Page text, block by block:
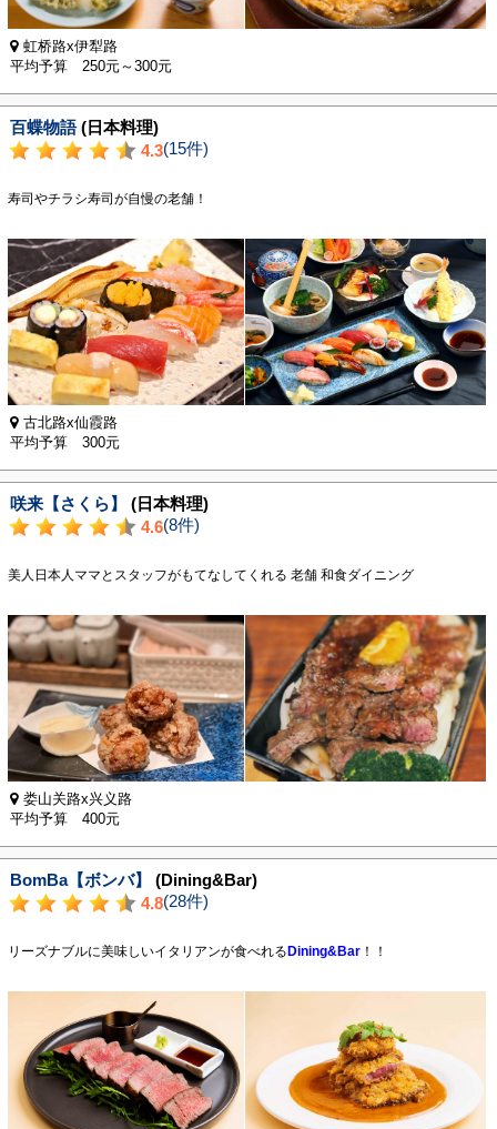
虹桥路x伊犁路
平均予算 250元～300元
百蝶物語 (日本料理)
4.3(15件)
寿司やチラシ寿司が自慢の老舗！
古北路x仙霞路
平均予算 300元
咲来【さくら】
(日本料理)
4.6(8件)
美人日本人ママとスタッフがもてなしてくれる 老舗 和食ダイニング
娄山关路x兴义路
平均予算 400元
BomBa【ボンバ】
(Dining&Bar)
4.8(28件)
リーズナブルに美味しいイタリアンが食べれるDining&Bar ！！